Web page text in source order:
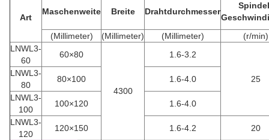
Art
Maschenweite Breite Drahtdurchmesser
(Millimeter)
(Millimeter) (Millimeter)
(r/min)
LNWL3-
60
60×80
4300
1.6-3.2
25
LNWL3-
80
80×100
1.6-4.0
LNWL3-
100
100×120
1.6-4.0
LNWL3-
120
120×150 1.6-4.2 20